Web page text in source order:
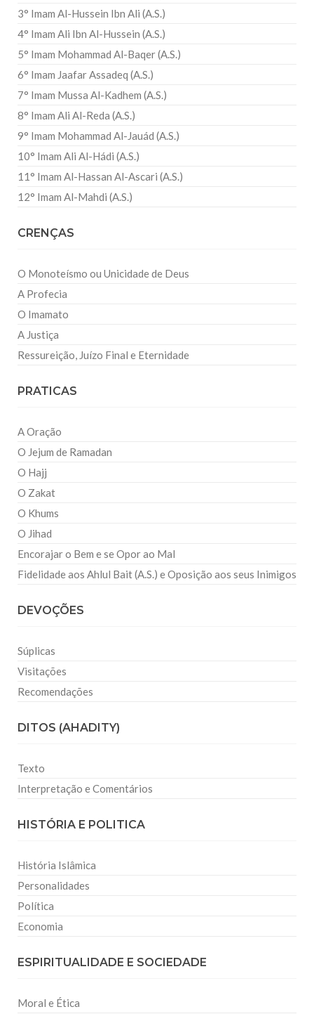
3° Imam Al-Hussein Ibn Ali (A.S.)
4° Imam Ali Ibn Al-Hussein (A.S.)
5° Imam Mohammad Al-Baqer (A.S.)
6° Imam Jaafar Assadeq (A.S.)
7° Imam Mussa Al-Kadhem (A.S.)
8° Imam Ali Al-Reda (A.S.)
9° Imam Mohammad Al-Jauád (A.S.)
10° Imam Ali Al-Hádi (A.S.)
11° Imam Al-Hassan Al-Ascari (A.S.)
12° Imam Al-Mahdi (A.S.)
CRENÇAS
O Monoteísmo ou Unicidade de Deus
A Profecia
O Imamato
A Justiça
Ressureição, Juízo Final e Eternidade
PRATICAS
A Oração
O Jejum de Ramadan
O Hajj
O Zakat
O Khums
O Jihad
Encorajar o Bem e se Opor ao Mal
Fidelidade aos Ahlul Bait (A.S.) e Oposição aos seus Inimigos
DEVOÇÕES
Súplicas
Visitações
Recomendações
DITOS (AHADITY)
Texto
Interpretação e Comentários
HISTÓRIA E POLITICA
História Islâmica
Personalidades
Política
Economia
ESPIRITUALIDADE E SOCIEDADE
Moral e Ética